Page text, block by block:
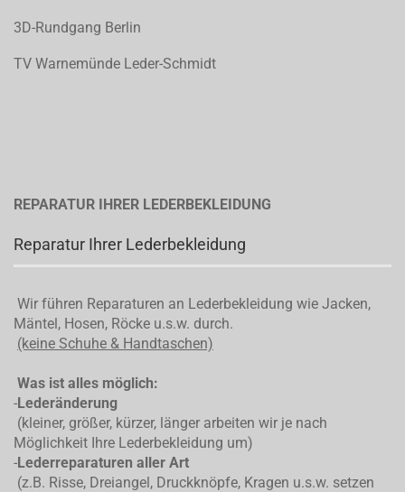
3D-Rundgang Berlin
TV Warnemünde Leder-Schmidt
REPARATUR IHRER LEDERBEKLEIDUNG
Reparatur Ihrer Lederbekleidung
Wir führen Reparaturen an Lederbekleidung wie Jacken,
Mäntel, Hosen, Röcke u.s.w. durch.
(keine Schuhe & Handtaschen)
Was ist alles möglich:
-Lederänderung
(kleiner, größer, kürzer, länger arbeiten wir je nach
Möglichkeit Ihre Lederbekleidung um)
-Lederreparaturen aller Art
(z.B. Risse, Dreiangel, Druckknöpfe, Kragen u.s.w. setzen